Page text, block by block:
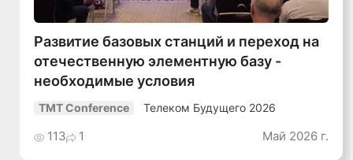
Развитие базовых станций и переход на
отечественную элементную базу -
необходимые условия
TMT Conference Телеком Будущего 2026
113 1 Май 2026 г.